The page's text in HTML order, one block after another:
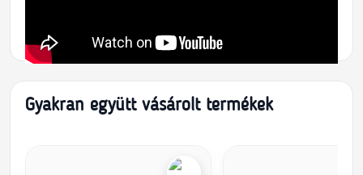
Gyakran együtt vásárolt termékek